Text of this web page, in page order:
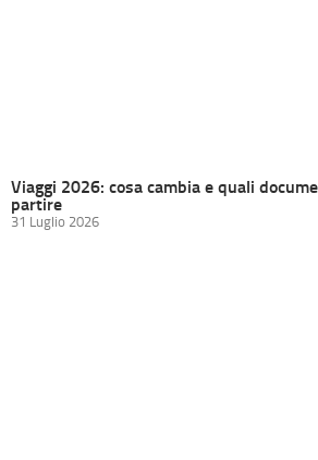
Viaggi 2026: cosa cambia e quali
partire
31 Luglio 2026